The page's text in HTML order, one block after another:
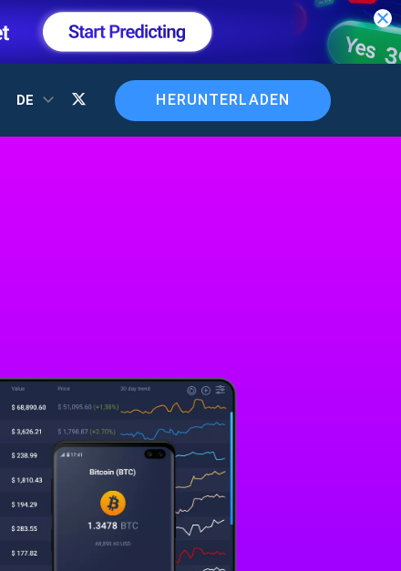
DE HERUNTERLADEN